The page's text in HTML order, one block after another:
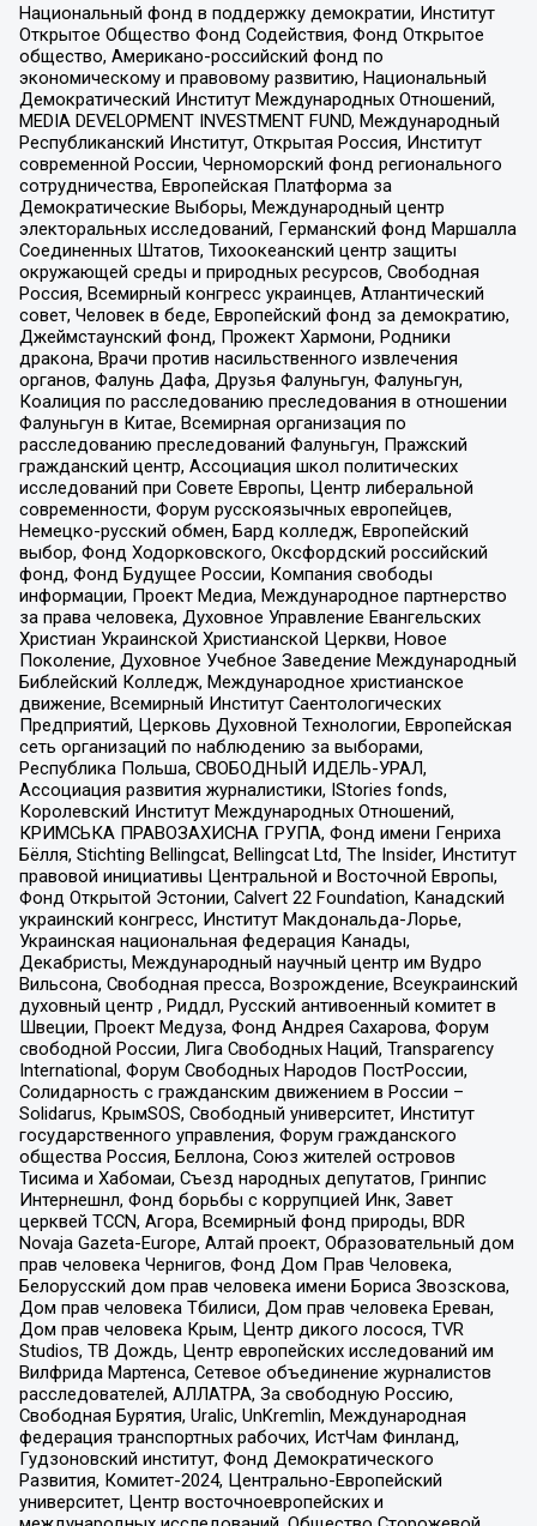
Национальный фонд в поддержку демократии, Институт
Открытое Общество Фонд Содействия, Фонд Открытое
общество, Американо-российский фонд по
экономическому и правовому развитию, Национальный
Демократический Институт Международных Отношений,
MEDIA DEVELOPMENT INVESTMENT FUND, Международный
Республиканский Институт, Открытая Россия, Институт
современной России, Черноморский фонд регионального
сотрудничества, Европейская Платформа за
Демократические Выборы, Международный центр
электоральных исследований, Германский фонд Маршалла
Соединенных Штатов, Тихоокеанский центр защиты
окружающей среды и природных ресурсов, Свободная
Россия, Всемирный конгресс украинцев, Атлантический
совет, Человек в беде, Европейский фонд за демократию,
Джеймстаунский фонд, Прожект Хармони, Родники
дракона, Врачи против насильственного извлечения
органов, Фалунь Дафа, Друзья Фалуньгун, Фалуньгун,
Коалиция по расследованию преследования в отношении
Фалуньгун в Китае, Всемирная организация по
расследованию преследований Фалуньгун, Пражский
гражданский центр, Ассоциация школ политических
исследований при Совете Европы, Центр либеральной
современности, Форум русскоязычных европейцев,
Немецко-русский обмен, Бард колледж, Европейский
выбор, Фонд Ходорковского, Оксфордский российский
фонд, Фонд Будущее России, Компания свободы
информации, Проект Медиа, Международное партнерство
за права человека, Духовное Управление Евангельских
Христиан Украинской Христианской Церкви, Новое
Поколение, Духовное Учебное Заведение Международный
Библейский Колледж, Международное христианское
движение, Всемирный Институт Саентологических
Предприятий, Церковь Духовной Технологии, Европейская
сеть организаций по наблюдению за выборами,
Республика Польша, СВОБОДНЫЙ ИДЕЛЬ-УРАЛ,
Ассоциация развития журналистики, IStories fonds,
Королевский Институт Международных Отношений,
КРИМСЬКА ПРАВОЗАХИСНА ГРУПА, Фонд имени Генриха
Бёлля, Stichting Bellingcat, Bellingcat Ltd, The Insider, Институт
правовой инициативы Центральной и Восточной Европы,
Фонд Открытой Эстонии, Calvert 22 Foundation, Канадский
украинский конгресс, Институт Макдональда-Лорье,
Украинская национальная федерация Канады,
Декабристы, Международный научный центр им Вудро
Вильсона, Свободная пресса, Возрождение, Всеукраинский
духовный центр , Риддл, Русский антивоенный комитет в
Швеции, Проект Медуза, Фонд Андрея Сахарова, Форум
свободной России, Лига Свободных Наций, Transparеncy
International, Форум Свободных Народов ПостРоссии,
Солидарность с гражданским движением в России –
Solidarus, КрымSOS, Свободный университет, Институт
государственного управления, Форум гражданского
общества Россия, Беллона, Союз жителей островов
Тисима и Хабомаи, Съезд народных депутатов, Гринпис
Интернешнл, Фонд борьбы с коррупцией Инк, Завет
церквей TCCN, Агора, Всемирный фонд природы, BDR
Novaja Gazeta-Europe, Алтай проект, Образовательный дом
прав человека Чернигов, Фонд Дом Прав Человека,
Белорусский дом прав человека имени Бориса Звозскова,
Дом прав человека Тбилиси, Дом прав человека Ереван,
Дом прав человека Крым, Центр дикого лосося, TVR
Studios, ТВ Дождь, Центр европейских исследований им
Вилфрида Мартенса, Сетевое объединение журналистов
расследователей, АЛЛАТРА, За свободную Россию,
Свободная Бурятия, Uralic, UnKremlin, Международная
федерация транспортных рабочих, ИстЧам Финланд,
Гудзоновский институт, Фонд Демократического
Развития, Комитет-2024, Центрально-Европейский
университет, Центр восточноевропейских и